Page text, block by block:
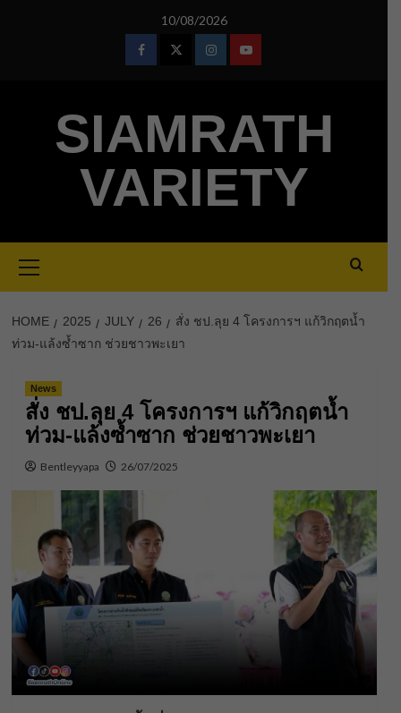
10/08/2026
FacebookTwitterInstagramYoutube
SIAMRATH
VARIETY
Menu
HOME 2025 JULY 26
สั่ง ชป.ลุย 4 โครงการฯ แก้วิกฤตน้ำ
ท่วม-แล้งซ้ำซาก ช่วยชาวพะเยา
News
สั่ง ชป.ลุย 4 โครงการฯ แก้วิกฤตน้ำ
ท่วม-แล้งซ้ำซาก ช่วยชาวพะเยา
Bentleyyapa 26/07/2025